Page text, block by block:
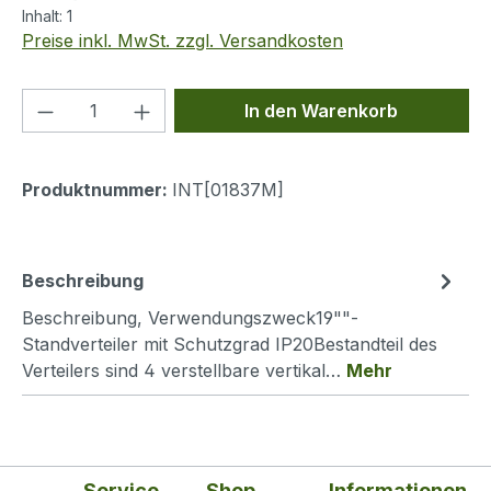
Inhalt: 1
Preise inkl. MwSt. zzgl. Versandkosten
Produkt Anzahl: Gib denIn den Warenkorb
Produktnummer: INT[01837M]
Beschreibung
Beschreibung, Verwendungszweck19""-
Standverteiler mit Schutzgrad IP20Bestandteil des
Verteilers sind 4 verstellbare vertikal… Mehr